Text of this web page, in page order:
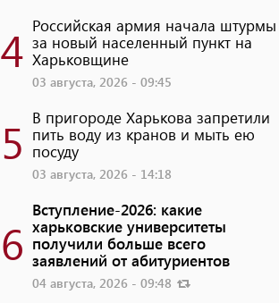
4 Российская армия начала штурмы
за новый населенный пункт на
Харьковщине
03 августа, 2026 - 09:45
5 В пригороде Харькова запретили
пить воду из кранов и мыть ею
посуду
03 августа, 2026 - 14:18
6
Вступление-2026: какие
харьковские университеты
получили больше всего
заявлений от абитуриентов
04 августа, 2026 - 09:48